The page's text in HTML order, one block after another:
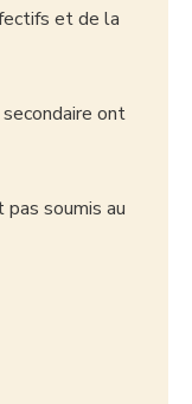
et de la
ont
pas soumis au